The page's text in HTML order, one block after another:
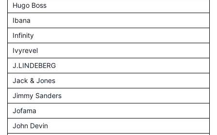
Hugo Boss
Ibana
Infinity
Ivyrevel
J.LINDEBERG
Jack & Jones
Jimmy Sanders
Jofama
John Devin